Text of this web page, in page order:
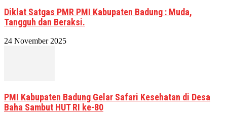
Diklat Satgas PMR PMI Kabupaten Badung : Muda,
Tangguh dan Beraksi.
24 November 2025
PMI Kabupaten Badung Gelar Safari Kesehatan di Desa
Baha Sambut HUT RI ke-80